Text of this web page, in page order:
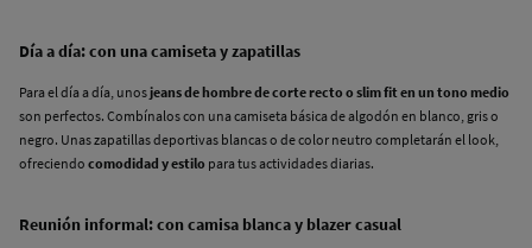
Día a día: con una camiseta y zapatillas
Para el día a día, unosjeans de hombre de corte recto o slim fit en un tono medio
son perfectos. Combínalos con una camiseta básica de algodón en blanco, gris o
negro. Unas zapatillas deportivas blancas o de color neutro completarán el look,
ofreciendo comodidad y estilo para tus actividades diarias.
Reunión informal: con camisa blanca y blazer casual